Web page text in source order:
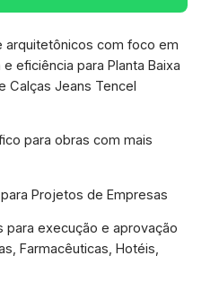
arquitetônicos com foco em
eficiência para Planta Baixa
Calças Jeans Tencel
para obras com mais
Projetos de Empresas
para execução e aprovação
Farmacêuticas, Hotéis,